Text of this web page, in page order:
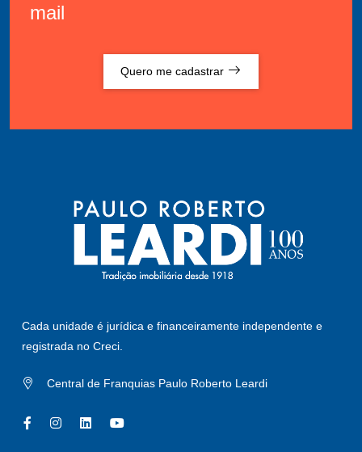
mail
Quero me cadastrar
Cada unidade é jurídica e financeiramente independente e
registrada no Creci.
Central de Franquias Paulo Roberto Leardi